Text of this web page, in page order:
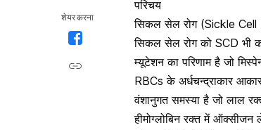
शेयर करना
परिचय
सिकल सेल रोग (Sickle Cell
सिकल सेल रोग को SCD भी
म्यूटेशन का परिणाम है जो
RBCs के अर्धचन्द्राकार
वंशानुगत समस्या है जो लाल
हीमोग्लोबिन रक्त में